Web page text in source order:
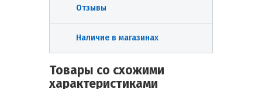
Отзывы
Наличие в магазинах
Товары со схожими
характеристиками